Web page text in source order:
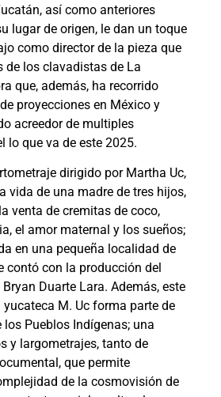
así como anteriores
lugar de origen, le dan un toque
como director de la pieza que
de los clavadistas de La
que, además, ha recorrido
proyecciones en México y
acreedor de multiples
lo que va de este 2025.
dirigido por Martha Uc,
vida de una madre de tres hijos,
venta de cremitas de coco,
el amor maternal y los sueños;
en una pequeña localidad de
contó con la producción del
Duarte Lara. Además, este
M. Uc forma parte de
los Pueblos Indígenas; una
y largometrajes, tanto de
que permite
de la cosmovisión de